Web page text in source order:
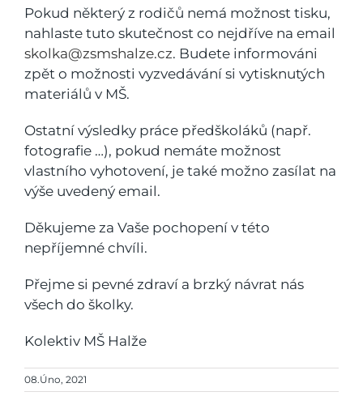
Pokud některý z rodičů nemá možnost tisku,
nahlaste tuto skutečnost co nejdříve na email
skolka@zsmshalze.cz. Budete informováni
zpět o možnosti vyzvedávání si vytisknutých
materiálů v MŠ.
Ostatní výsledky práce předškoláků (např.
fotografie …), pokud nemáte možnost
vlastního vyhotovení, je také možno zasílat na
výše uvedený email.
Děkujeme za Vaše pochopení v této
nepříjemné chvíli.
Přejme si pevné zdraví a brzký návrat nás
všech do školky.
Kolektiv MŠ Halže
08.Úno, 2021